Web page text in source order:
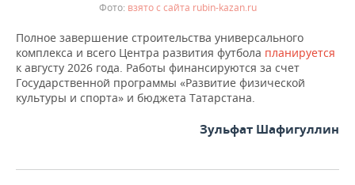
взято с сайта rubin-kazan.ru
Полное завершение строительства универсального
комплекса и всего Центра развития футбола планируется
к августу 2026 года. Работы финансируются за счет
Государственной программы «Развитие физической
культуры и спорта» и бюджета Татарстана.
Зульфат Шафигуллин